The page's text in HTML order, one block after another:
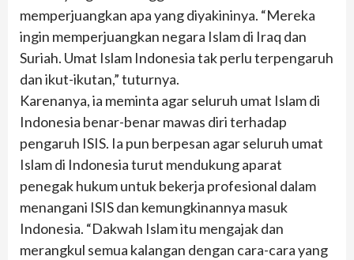
memperjuangkan apa yang diyakininya. “Mereka
ingin memperjuangkan negara Islam di Iraq dan
Suriah. Umat Islam Indonesia tak perlu terpengaruh
dan ikut-ikutan,” tuturnya.
Karenanya, ia meminta agar seluruh umat Islam di
Indonesia benar-benar mawas diri terhadap
pengaruh ISIS. Ia pun berpesan agar seluruh umat
Islam di Indonesia turut mendukung aparat
penegak hukum untuk bekerja profesional dalam
menangani ISIS dan kemungkinannya masuk
Indonesia. “Dakwah Islam itu mengajak dan
merangkul semua kalangan dengan cara-cara yang